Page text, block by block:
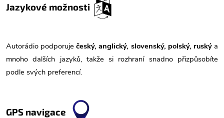
Jazykové možnosti
Autorádio podporuje český, anglický, slovenský, polský, ruský a
mnoho dalších jazyků, takže si rozhraní snadno přizpůsobíte
podle svých preferencí.
GPS navigace